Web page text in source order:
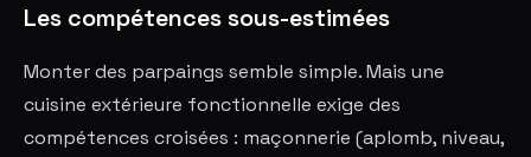
Les compétences sous-estimées
Monter des parpaings semble simple. Mais une
cuisine extérieure fonctionnelle exige des
compétences croisées : maçonnerie (aplomb, niveau,